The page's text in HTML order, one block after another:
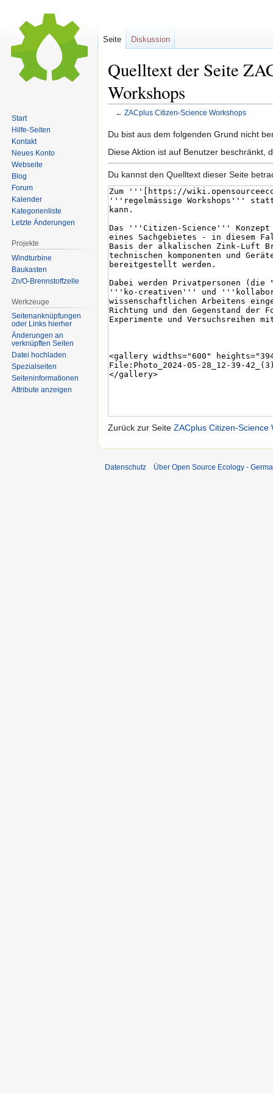
Quelltext der Seite
Workshops
← ZACplus Citizen-Science Workshops
Zur
Navigation
Zur
Suche
Du bist aus dem folgenden Grund nicht
Diese Aktion ist auf Benutzer beschränkt,
Du kannst den Quelltext dieser Seite
Zurück zur Seite ZACplus Citizen-Science
Seite Diskussion
Start
Hilfe-Seiten
Kontakt
Neues Konto
Webseite
Blog
Forum
Kalender
Kategorienliste
Letzte Änderungen
Projekte
Windturbine
Baukasten
Zn/O-Brennstoffzelle
Werkzeuge
Seitenanknüpfungen
oder Links hierher
Änderungen an
verknüpften Seiten
Datei hochladen
Spezialseiten
Seiten­informationen
Attribute anzeigen
Datenschutz Über Open Source Ecology -